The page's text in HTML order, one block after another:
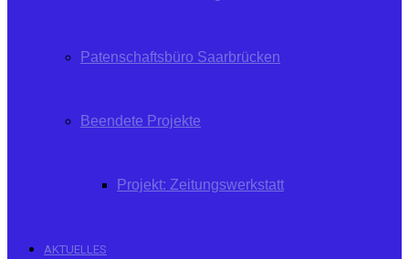
Patenschaftsbüro Saarbrücken
Beendete Projekte
Projekt: Zeitungswerkstatt
AKTUELLES